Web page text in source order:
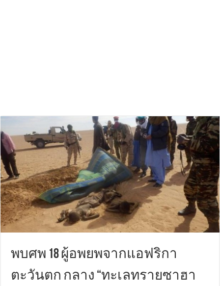
พบศพ 18 ผู้อพยพจากแอฟริกา
ตะวันตก กลาง “ทะเลทรายซาฮา